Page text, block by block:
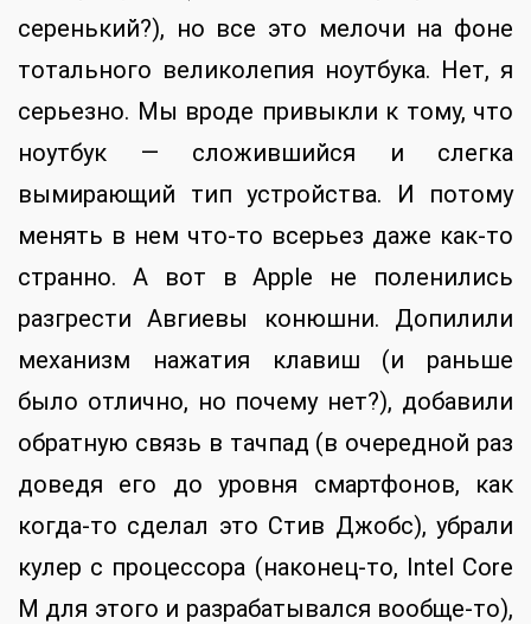
серенький?), но все это мелочи на фоне
тотального великолепия ноутбука. Нет, я
серьезно. Мы вроде привыкли к тому, что
ноутбук — сложившийся и слегка
вымирающий тип устройства. И потому
менять в нем что-то всерьез даже как-то
странно. А вот в Apple не поленились
разгрести Авгиевы конюшни. Допилили
механизм нажатия клавиш (и раньше
было отлично, но почему нет?), добавили
обратную связь в тачпад (в очередной раз
доведя его до уровня смартфонов, как
когда-то сделал это Стив Джобс), убрали
кулер с процессора (наконец-то, Intel Core
M для этого и разрабатывался вообще-то),